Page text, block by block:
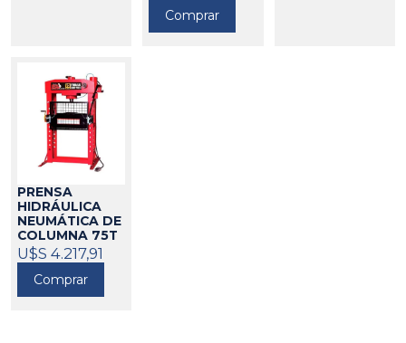
Comprar
PRENSA
HIDRÁULICA
NEUMÁTICA DE
COLUMNA 75T
PH75 TORIN
146014
U$S 4.217,91
Comprar